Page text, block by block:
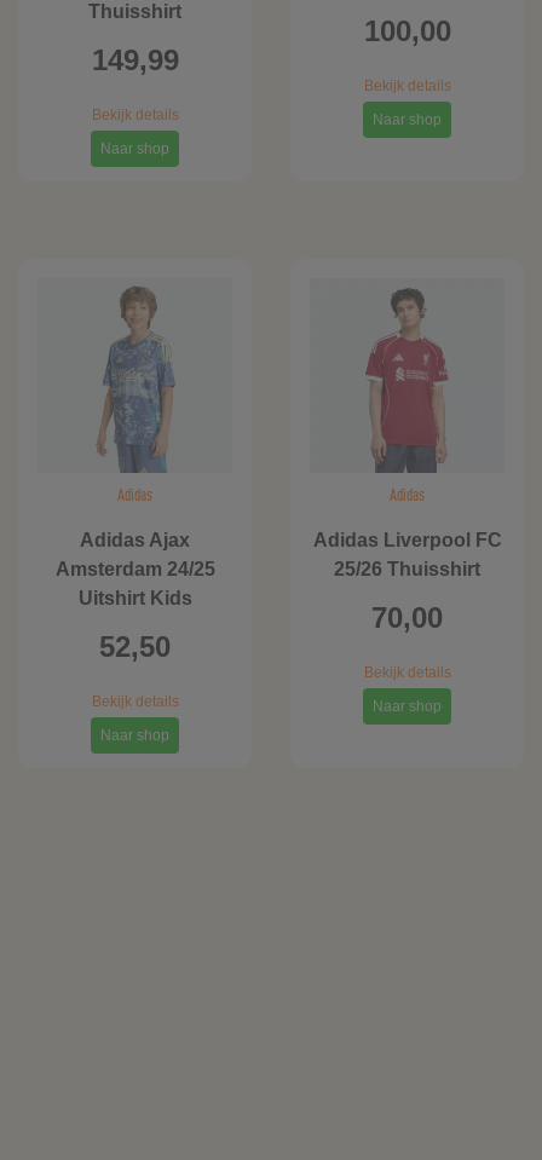
Thuisshirt
149,99
Bekijk details
Naar shop
100,00
Bekijk details
Naar shop
Adidas
Adidas Ajax
Amsterdam 24/25
Uitshirt Kids
52,50
Bekijk details
Naar shop
Adidas
Adidas Liverpool FC
25/26 Thuisshirt
70,00
Bekijk details
Naar shop